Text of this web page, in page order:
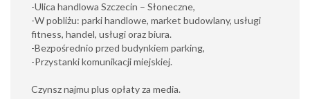
-Ulica handlowa Szczecin – Słoneczne,
-W pobliżu: parki handlowe, market budowlany, usługi
fitness, handel, usługi oraz biura.
-Bezpośrednio przed budynkiem parking,
-Przystanki komunikacji miejskiej.
Czynsz najmu plus opłaty za media.